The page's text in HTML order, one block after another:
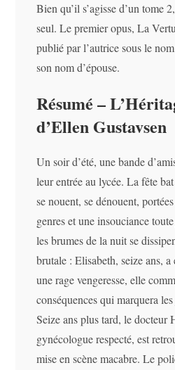
Bien qu’il s’agisse d’un tome
seul. Le premier opus, La
publié par l’autrice sous le
son nom d’épouse.
Résumé –
d’Ellen Gustavsen
Un soir d’été, une bande
leur entrée au lycée. La fête
se nouent, se dénouent,
genres et une insouciance
les brumes de la nuit se
brutale : Elisabeth, seize ans,
une rage vengeresse, elle
conséquences qui marquera
Seize ans plus tard, le docteur
gynécologue respecté, est
mise en scène macabre. Le